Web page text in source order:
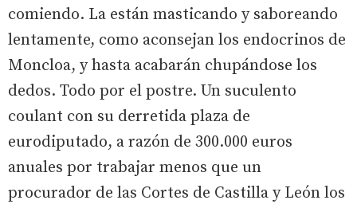
comiendo. La están masticando y saboreando
lentamente, como aconsejan los endocrinos de
Moncloa, y hasta acabarán chupándose los
dedos. Todo por el postre. Un suculento
coulant con su derretida plaza de
eurodiputado, a razón de 300.000 euros
anuales por trabajar menos que un
procurador de las Cortes de Castilla y León los